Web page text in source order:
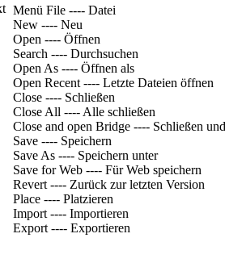
Menü File ---- Datei
New ---- Neu
Open ---- Öffnen
Search ---- Durchsuchen
Open As ---- Öffnen als
Open Recent ---- Letzte Dateien öffnen
Close ---- Schließen
Close All ---- Alle schließen
Close and open Bridge ---- Schließen
Save ---- Speichern
Save As ---- Speichern unter
Save for Web ---- Für Web speichern
Revert ---- Zurück zur letzten Version
Place ---- Platzieren
Import ---- Importieren
Export ---- Exportieren